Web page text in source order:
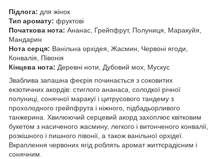
Підлога: для жінок
Тип аромату: фруктові
Початкова нота: Ананас, Грейпфрут, Полуниця, Маракуйя,
Мандарин
Нота серця: Ванільна орхідея, Жасмин, Червоні ягоди,
Конвалія, Півонія
Кінцева нота: Деревні ноти, Дубовий мох, Мускус
Зваблива запашна феєрія починається з соковитих
екзотичних акордів: стиглого ананаса, солодкої річної
полуниці, сонячної маракуї і цитрусового тандему з
прохолодного грейпфрута і ніжного, підбадьорливого
танжерина. Хвилюючий серцевий акорд захоплює квітковим
букетом з насиченого жасмину, легкого і витонченого конвалії,
розкішного і пишного півонії, а також ванільної орхідеї.
Вкраплення червоних ягід роблять аромат життєрадісним і
сонячним.